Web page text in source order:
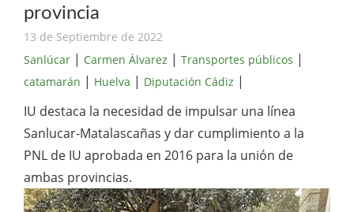
provincia
13 de Septiembre de 2022
Sanlúcar | Carmen Álvarez | Transportes públicos |
catamarán | Huelva | Diputación Cádiz |
IU destaca la necesidad de impulsar una línea
Sanlucar-Matalascañas y dar cumplimiento a la
PNL de IU aprobada en 2016 para la unión de
ambas provincias.